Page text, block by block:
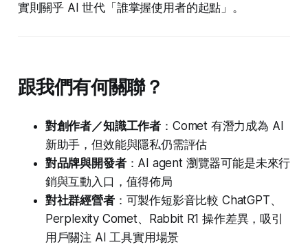
實則關乎 AI 世代「誰掌握使用者的起點」。
跟我們有何關聯？
對創作者／知識工作者 ：Comet 有潛力成為 AI
新助手，但效能與隱私仍需評估
對品牌與開發者：AI agent 瀏覽器可能是未來行
銷與互動入口，值得佈局
對社群經營者：可製作短影音比較 ChatGPT、
Perplexity Comet、Rabbit R1 操作差異，吸引
用戶關注 AI 工具實用場景